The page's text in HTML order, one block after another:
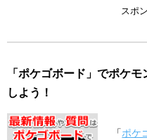
スポ
「ポケゴボード」でポケ
しよう！
「ポケ